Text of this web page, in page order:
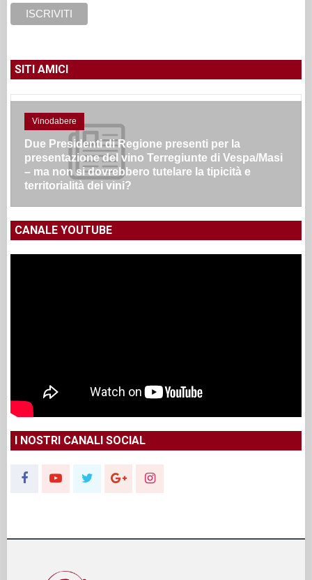
SITI AMICI
Vinodabere
Due Presidenti di Regione presenti per la
presentazione del vino Terregiunte di Vespa/Masi
– ma non si dovrebbero tutelare la tipicità e
territorialità dei vini?
CANALE YOUTUBE
I NOSTRI CANALI SOCIAL